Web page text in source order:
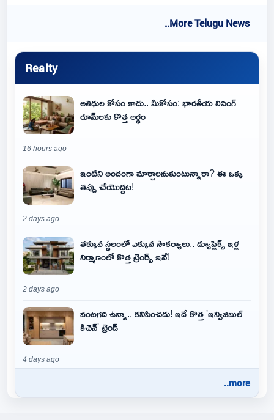
..More Telugu News
Realty
అతిథుల కోసం కాదు.. మీకోసం: భారతీయ లివింగ్
రూమ్‌లకు కొత్త అర్థం
16 hours ago
ఇంటిని అందంగా మార్చాలనుకుంటున్నారా? ఈ ఒక్క
తప్పు చేయొద్దట!
2 days ago
తక్కువ స్థలంలో ఎక్కువ సౌకర్యాలు.. డ్యూప్లెక్స్ ఇళ్ల
నిర్మాణంలో కొత్త ట్రెండ్స్ ఇవే!
2 days ago
వంటగది ఉన్నా.. కనిపించదు! ఇదే కొత్త 'ఇన్విజిబుల్
కిచెన్' ట్రెండ్
4 days ago
..more